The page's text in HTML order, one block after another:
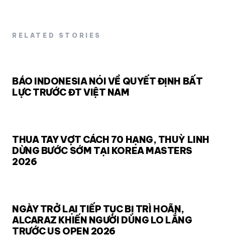
RELATED STORIES
BÁO INDONESIA NÓI VỀ QUYẾT ĐỊNH BẤT
LỰC TRƯỚC ĐT VIỆT NAM
THUA TAY VỢT CÁCH 70 HẠNG, THUỲ LINH
DỪNG BƯỚC SỚM TẠI KOREA MASTERS
2026
NGÀY TRỞ LẠI TIẾP TỤC BỊ TRÌ HOÃN,
ALCARAZ KHIẾN NGƯỜI DÙNG LO LẮNG
TRƯỚC US OPEN 2026